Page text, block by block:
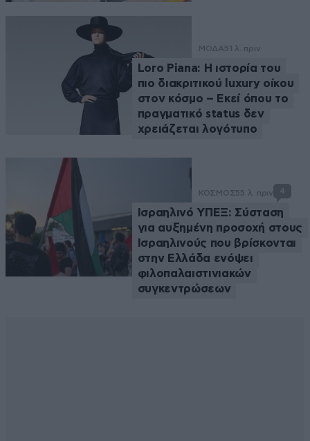
ΜΟΔΑ51 λ. πριν
Loro Piana: Η ιστορία του
πιο διακριτικού luxury οίκου
στον κόσμο – Εκεί όπου το
πραγματικό status δεν
χρειάζεται λογότυπο
ΚΟΣΜΟΣ55 λ. πριν 4
Ισραηλινό ΥΠΕΞ: Σύσταση
για αυξημένη προσοχή στους
Ισραηλινούς που βρίσκονται
στην Ελλάδα ενόψει
φιλοπαλαιστινιακών
συγκεντρώσεων